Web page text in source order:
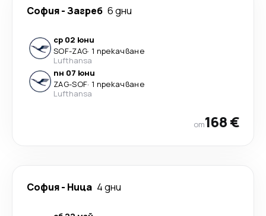
София-Загреб 6 дни
ср 02 юни
SOF-ZAG· 1 прекачване
Lufthansa
пн 07 юни
ZAG-SOF· 1 прекачване
Lufthansa
от168 €
София- Ница 4 дни